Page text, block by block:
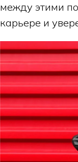
между этими
карьере и